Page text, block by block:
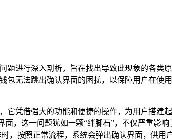
题进行深入剖析，旨在找出导致此现象的各类
无法跳出确认界面的困扰，以保障用户在使
它凭借强大的功能和便捷的操作，为用户搭建
，这一问题犹如一颗“绊脚石”，不仅严重影响
，按照正常流程，系统会弹出确认界面，供用